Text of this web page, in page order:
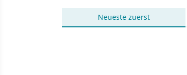
Neueste zuerst